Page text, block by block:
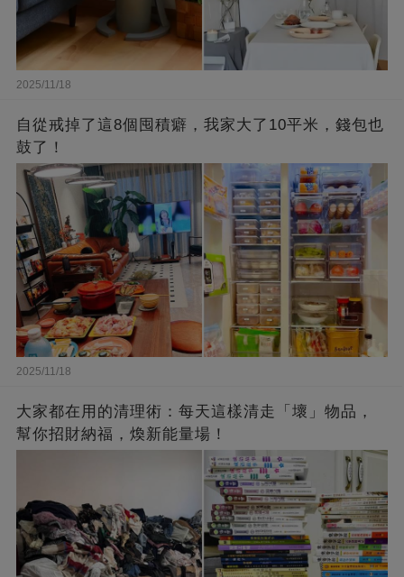
2025/11/18
自從戒掉了這8個囤積癖，我家大了10平米，錢包也
鼓了！
2025/11/18
大家都在用的清理術：每天這樣清走「壞」物品，
幫你招財納福，煥新能量場！